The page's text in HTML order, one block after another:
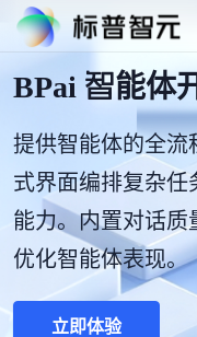
BPai 智能体
提供智能体的全
式界面编排复杂
能力。内置对话
优化智能体表现。
立即体验